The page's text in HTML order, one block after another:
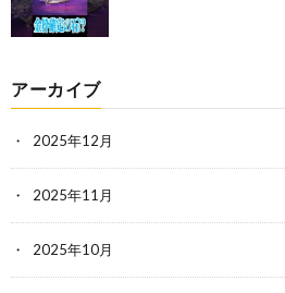
アーカイブ
2025年12月
2025年11月
2025年10月